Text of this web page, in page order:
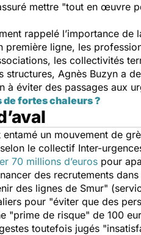
mettre "tout en œuvre
rappelé l’importance
première ligne, les
les collectivités
structures, Agnès Buzyn a
éviter des passages aux
de fortes chaleurs ?
un mouvement de
le collectif Inter-
70 millions d’euros pour
des recrutements
des lignes de Smur"
pour "éviter que des
"prime de risque" de 100
toutefois jugés "